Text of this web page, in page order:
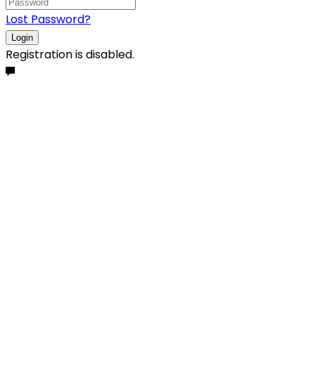
Lost Password?
Login
Registration is disabled.